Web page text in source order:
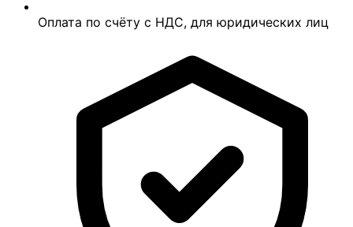
Оплата по счёту с НДС, для юридических лиц